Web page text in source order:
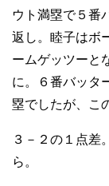
ウト満塁で５番
返し。睦子はボ
ームゲッツーと
に。６番バッタ
塁でしたが、こ
３－２の１点差
ら。